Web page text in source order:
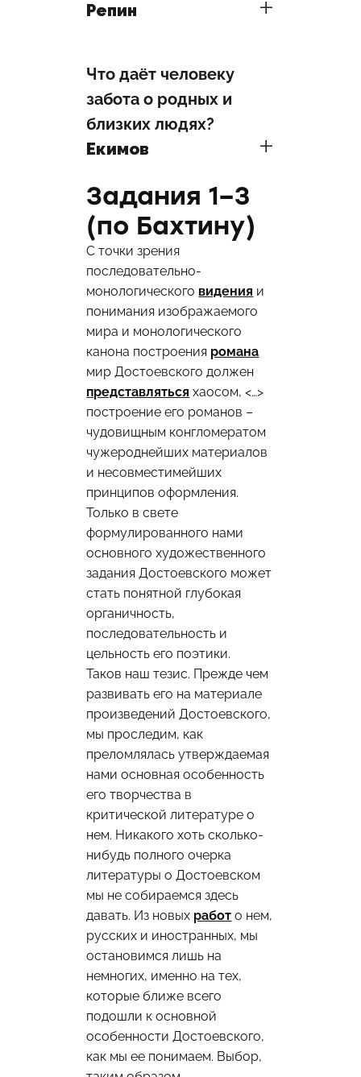
Репин
Что даёт человеку
забота о родных и
близких людях?
Екимов
Задания 1–3
(по Бахтину)
С точки зрения
последовательно-
монологического видения и
понимания изображаемого
мира и монологического
канона построения романа
мир Достоевского должен
представляться хаосом, <…>
построение его романов –
чудовищным конгломератом
чужероднейших материалов
и несовместимейших
принципов оформления.
Только в свете
формулированного нами
основного художественного
задания Достоевского может
стать понятной глубокая
органичность,
последовательность и
цельность его поэтики.
Таков наш тезис. Прежде чем
развивать его на материале
произведений Достоевского,
мы проследим, как
преломлялась утверждаемая
нами основная особенность
его творчества в
критической литературе о
нем. Никакого хоть сколько-
нибудь полного очерка
литературы о Достоевском
мы не собираемся здесь
давать. Из новых работ о нем,
русских и иностранных, мы
остановимся лишь на
немногих, именно на тех,
которые ближе всего
подошли к основной
особенности Достоевского,
как мы ее понимаем. Выбор,